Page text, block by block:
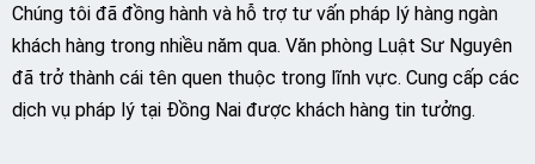
Chúng tôi đã đồng hành và hỗ trợ tư vấn pháp lý hàng ngàn
khách hàng trong nhiều năm qua. Văn phòng Luật Sư Nguyên
đã trở thành cái tên quen thuộc trong lĩnh vực. Cung cấp các
dịch vụ pháp lý tại Đồng Nai được khách hàng tin tưởng.